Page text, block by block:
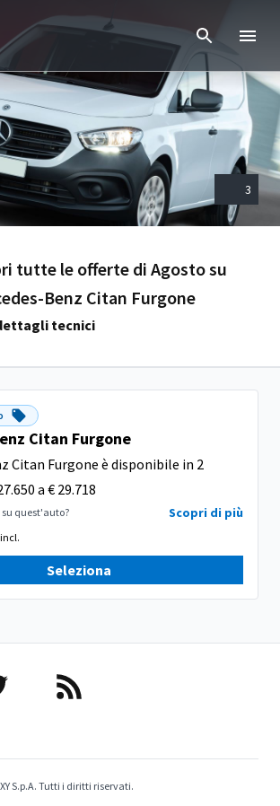
3
tutte le offerte di Agosto su
Benz Citan Furgone
tecnici
Citan Furgone
Citan Furgone è disponibile in 2
a € 29.718
su quest'auto? Scopri di più
Seleziona
S.p.A. Tutti i diritti riservati.